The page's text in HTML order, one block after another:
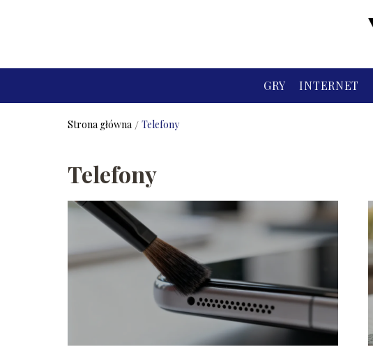
GRY INTERNET
Strona główna / Telefony
Telefony